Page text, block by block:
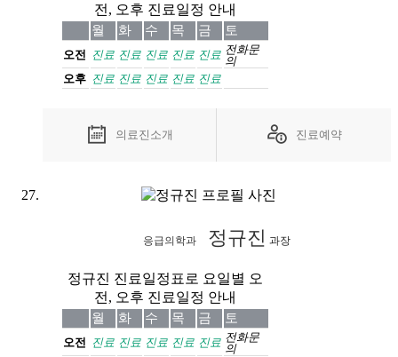
의료진소개 진료예약
전, 오후 진료일정 안내
월 화 수 목 금 토
오전 진료 진료 진료 진료 진료 전화문
의
오후 진료 진료 진료 진료 진료
응급의학과 정규진 과장
정규진 진료일정표로 요일별 오
전, 오후 진료일정 안내
월 화 수 목 금 토
오전 진료 진료 진료 진료 진료 전화문
의